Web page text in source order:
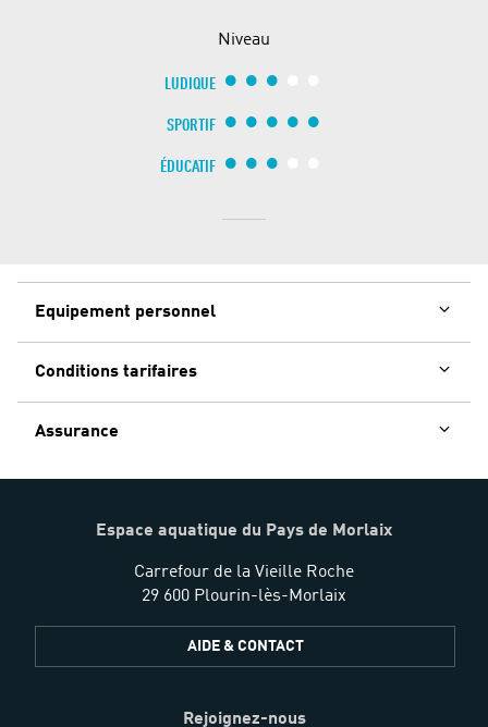
Niveau
LUDIQUE
SPORTIF
ÉDUCATIF
Equipement personnel
Conditions tarifaires
Assurance
Espace aquatique du Pays de Morlaix
Carrefour de la Vieille Roche
29 600 Plourin-lès-Morlaix
AIDE & CONTACT
Rejoignez-nous